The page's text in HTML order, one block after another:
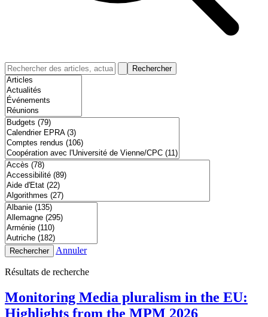
Rechercher
Rechercher Annuler
Résultats de recherche
Monitoring Media pluralism in the EU:
Highlights from the MPM 2026